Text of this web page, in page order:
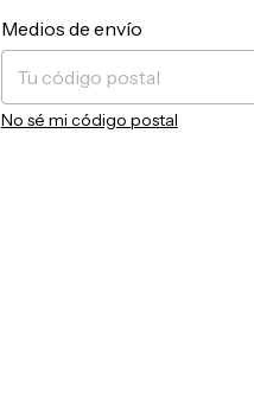
Entregas para el CP:
Medios de envío
No sé mi código postal